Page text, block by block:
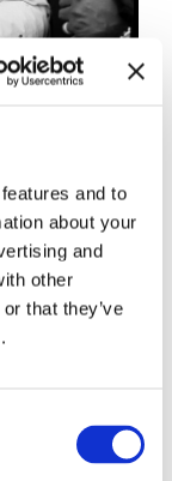
and to
about your
and
other
that they’ve
Abraham
und spielt
eine große
Gates
litt Jesse